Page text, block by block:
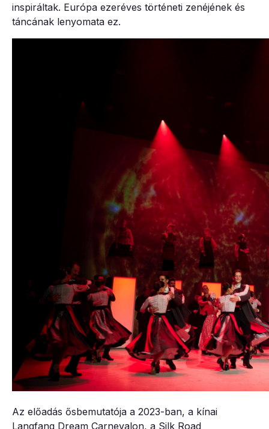
inspiráltak. Európa ezeréves történeti zenéjének és
táncának lenyomata ez.
Az előadás ősbemutatója a 2023-ban, a kínai
Langfang Dream Carnevalon, a Silk Road